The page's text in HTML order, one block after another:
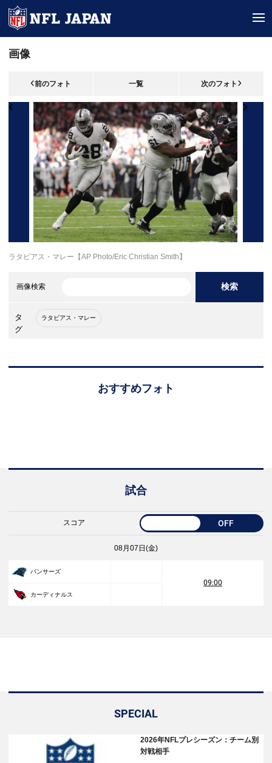
画像
前のフォト 一覧 次のフォト
ラタビアス・マレー【AP Photo/Eric Christian Smith】
画像検索 検索
タ
グ
ラタビアス・マレー
おすすめフォト
試合
スコア OFF
08月07日(金)
パンサーズ
09:00
カーディナルス
SPECIAL
2026年NFLプレシーズン：チーム別
対戦相手